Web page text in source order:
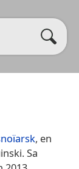
, en
Sa